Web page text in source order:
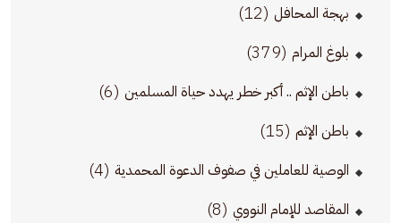
بهجة المحافل (12)
بلوغ المرام (379)
باطن الإثم .. أكبر خطر يهدد حياة المسلمين (6)
باطن الإثم (15)
الوصية للعاملين في صفوف الدعوة المحمدية (4)
المقاصد للإمام النووي (8)